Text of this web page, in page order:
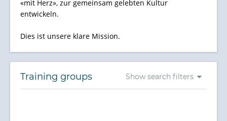
«mit Herz», zur gemeinsam gelebten Kultur
entwickeln.
Dies ist unsere klare Mission.
Show search filters
Training groups